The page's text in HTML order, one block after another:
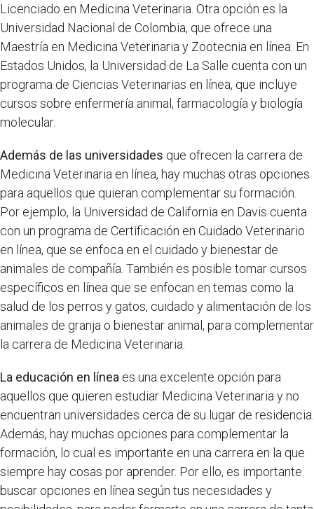
Licenciado en Medicina Veterinaria. Otra opción es la
Universidad Nacional de Colombia, que ofrece una
Maestría en Medicina Veterinaria y Zootecnia en línea. En
Estados Unidos, la Universidad de La Salle cuenta con un
programa de Ciencias Veterinarias en línea, que incluye
cursos sobre enfermería animal, farmacología y biología
molecular.
Además de las universidades que ofrecen la carrera de
Medicina Veterinaria en línea, hay muchas otras opciones
para aquellos que quieran complementar su formación.
Por ejemplo, la Universidad de California en Davis cuenta
con un programa de Certificación en Cuidado Veterinario
en línea, que se enfoca en el cuidado y bienestar de
animales de compañía. También es posible tomar cursos
específicos en línea que se enfocan en temas como la
salud de los perros y gatos, cuidado y alimentación de los
animales de granja o bienestar animal, para complementar
la carrera de Medicina Veterinaria.
La educación en línea es una excelente opción para
aquellos que quieren estudiar Medicina Veterinaria y no
encuentran universidades cerca de su lugar de residencia.
Además, hay muchas opciones para complementar la
formación, lo cual es importante en una carrera en la que
siempre hay cosas por aprender. Por ello, es importante
buscar opciones en línea según tus necesidades y